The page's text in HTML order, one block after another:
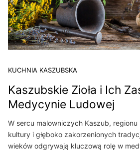
KUCHNIA KASZUBSKA
Kaszubskie Zioła i Ich
Medycynie Ludowej
W sercu malowniczych Kaszub, regionu
kultury i głęboko zakorzenionych
wieków odgrywają kluczową rolę w